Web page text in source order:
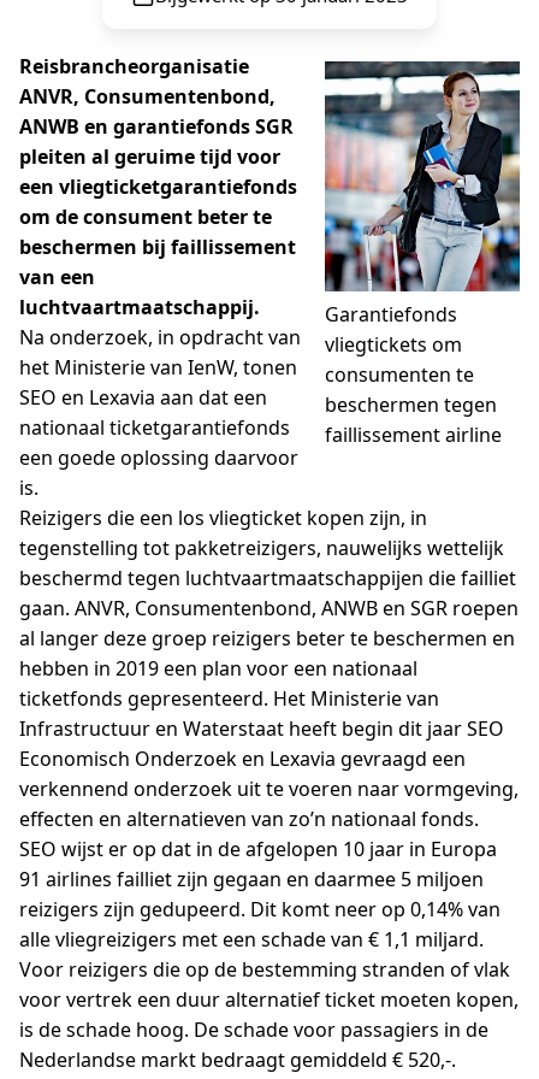
Garantiefonds
vliegtickets om
consumenten te
beschermen tegen
faillissement airline
Reisbrancheorganisatie
ANVR, Consumentenbond,
ANWB en garantiefonds SGR
pleiten al geruime tijd voor
een vliegticketgarantiefonds
om de consument beter te
beschermen bij faillissement
van een
luchtvaartmaatschappij.
Na onderzoek, in opdracht van
het Ministerie van IenW, tonen
SEO en Lexavia aan dat een
nationaal ticketgarantiefonds
een goede oplossing daarvoor
is.
​Reizigers die een los vliegticket kopen zijn, in
tegenstelling tot pakketreizigers, nauwelijks wettelijk
beschermd tegen luchtvaartmaatschappijen die failliet
gaan. ANVR, Consumentenbond, ANWB en SGR roepen
al langer deze groep reizigers beter te beschermen en
hebben in 2019 een plan voor een nationaal
ticketfonds gepresenteerd. Het Ministerie van
Infrastructuur en Waterstaat heeft begin dit jaar SEO
Economisch Onderzoek en Lexavia gevraagd een
verkennend onderzoek uit te voeren naar vormgeving,
effecten en alternatieven van zo’n nationaal fonds.
SEO wijst er op dat in de afgelopen 10 jaar in Europa
91 airlines failliet zijn gegaan en daarmee 5 miljoen
reizigers zijn gedupeerd. Dit komt neer op 0,14% van
alle vliegreizigers met een schade van € 1,1 miljard.
Voor reizigers die op de bestemming stranden of vlak
voor vertrek een duur alternatief ticket moeten kopen,
is de schade hoog. De schade voor passagiers in de
Nederlandse markt bedraagt gemiddeld € 520,-.